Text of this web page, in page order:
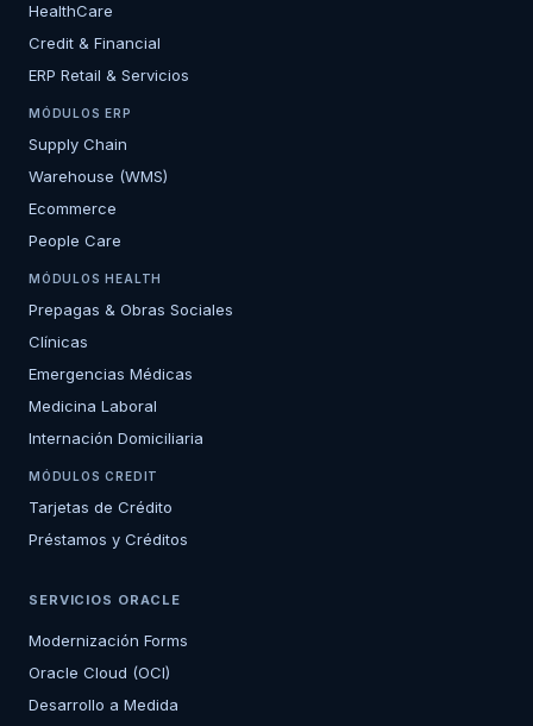
HealthCare
Credit & Financial
ERP Retail & Servicios
MÓDULOS ERP
Supply Chain
Warehouse (WMS)
Ecommerce
People Care
MÓDULOS HEALTH
Prepagas & Obras Sociales
Clínicas
Emergencias Médicas
Medicina Laboral
Internación Domiciliaria
MÓDULOS CREDIT
Tarjetas de Crédito
Préstamos y Créditos
SERVICIOS ORACLE
Modernización Forms
Oracle Cloud (OCI)
Desarrollo a Medida